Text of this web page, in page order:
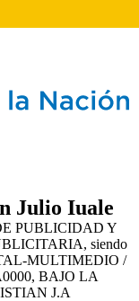
Julio Iuale
PUBLICIDAD Y
siendo
MULTIMEDIO /
BAJO LA
J.A